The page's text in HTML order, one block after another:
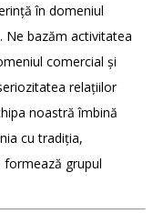
în domeniul
Ne bazăm activitatea
comercial și
relațiilor
noastră îmbină
cu tradiția,
grupul